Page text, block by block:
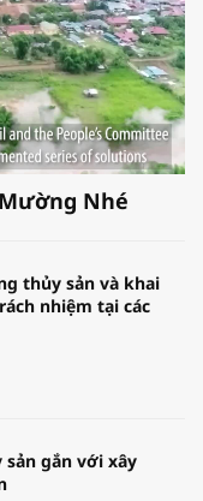
Nhé
thủy sản và khai
nhiệm tại các
gắn với xây